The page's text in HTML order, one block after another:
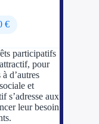
€
participatifs
pour
d’autres
et
s’adresse aux
leur besoin